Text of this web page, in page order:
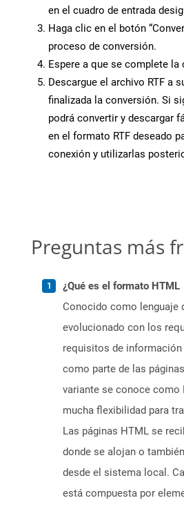
en el cuadro de entrada
Haga clic en el botón
proceso de conversión.
Espere a que se complete la
Descargue el archivo RTF a
finalizada la conversión. Si
podrá convertir y descargar
en el formato RTF deseado
conexión y utilizarlas
Preguntas más
¿Qué es el formato HTML
Conocido como lenguaje
evolucionado con los
requisitos de
como parte de las
variante se conoce como
mucha flexibilidad para
Las páginas HTML se
donde se alojan o
desde el sistema local.
está compuesta por